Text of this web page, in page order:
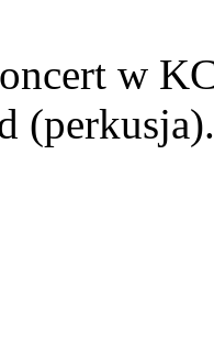
w
(perkusja).